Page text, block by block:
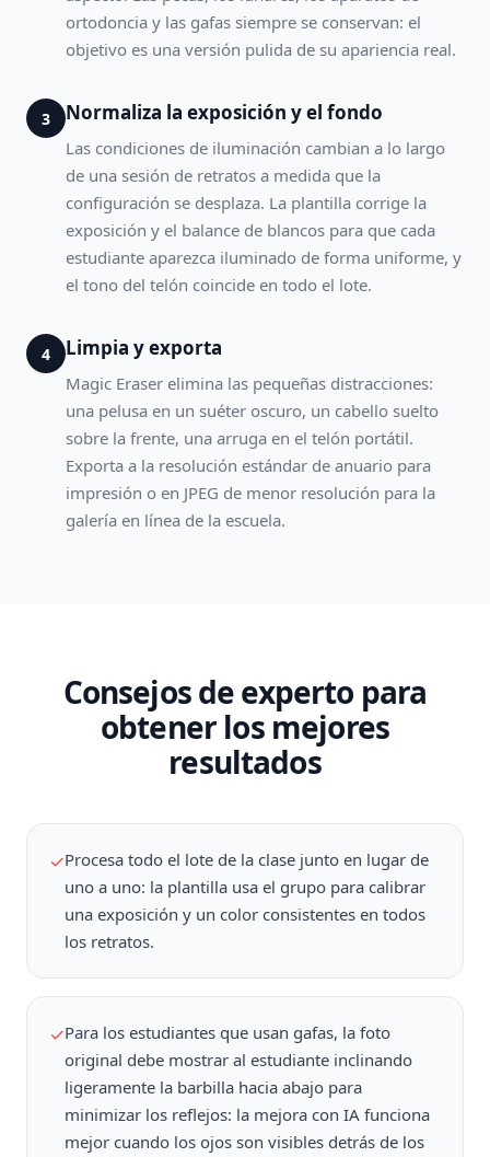
ortodoncia y las gafas siempre se conservan: el
objetivo es una versión pulida de su apariencia real.
3 Normaliza la exposición y el fondo
Las condiciones de iluminación cambian a lo largo
de una sesión de retratos a medida que la
configuración se desplaza. La plantilla corrige la
exposición y el balance de blancos para que cada
estudiante aparezca iluminado de forma uniforme, y
el tono del telón coincide en todo el lote.
4 Limpia y exporta
Magic Eraser elimina las pequeñas distracciones:
una pelusa en un suéter oscuro, un cabello suelto
sobre la frente, una arruga en el telón portátil.
Exporta a la resolución estándar de anuario para
impresión o en JPEG de menor resolución para la
galería en línea de la escuela.
Consejos de experto para
obtener los mejores
resultados
✓Procesa todo el lote de la clase junto en lugar de
uno a uno: la plantilla usa el grupo para calibrar
una exposición y un color consistentes en todos
los retratos.
✓Para los estudiantes que usan gafas, la foto
original debe mostrar al estudiante inclinando
ligeramente la barbilla hacia abajo para
minimizar los reflejos: la mejora con IA funciona
mejor cuando los ojos son visibles detrás de los